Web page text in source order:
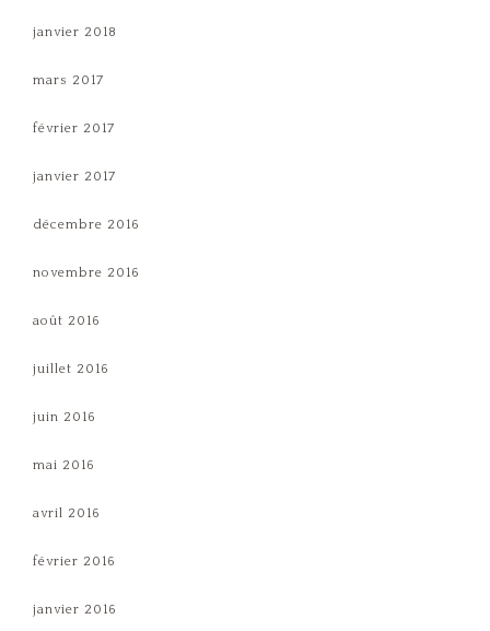
janvier 2018
mars 2017
février 2017
janvier 2017
décembre 2016
novembre 2016
août 2016
juillet 2016
juin 2016
mai 2016
avril 2016
février 2016
janvier 2016